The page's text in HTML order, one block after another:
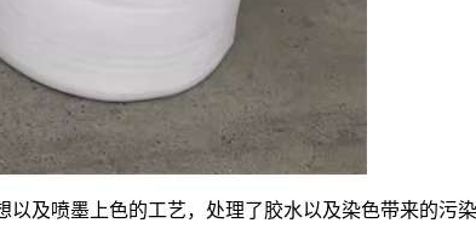
及喷墨上色的工艺，处理了胶水以及染色带来的污